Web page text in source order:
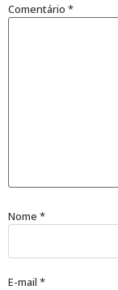
Comentário *
Nome *
E-mail *